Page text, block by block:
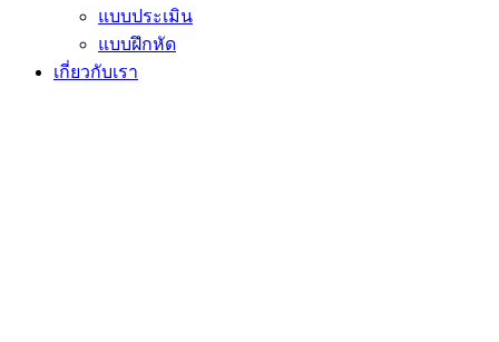
แบบประเมิน
แบบฝึกหัด
เกี่ยวกับเรา